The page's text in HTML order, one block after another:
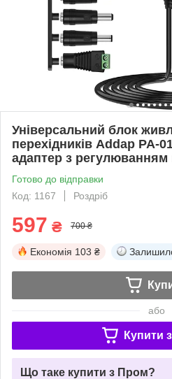
Універсальний блок
перехідників Addap PA-
адаптер з регулюванням
Готово до відправки
Код: 1167
Роздріб
597 ₴ 700 ₴
Економія 103 ₴
або
Купити з
Що таке купити з Пром?